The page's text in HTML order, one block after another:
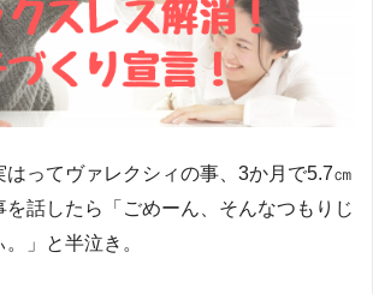
はってヴァレクシィの事、3か月で5.7㎝
を話したら「ごめーん、そんなつもりじ
」と半泣き。